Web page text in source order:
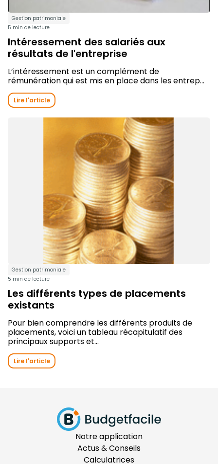
Gestion patrimoniale
5 min de lecture
Intéressement des salariés aux
résultats de l'entreprise
L’intéressement est un complément de
rémunération qui est mis en place dans les entrep...
Lire l'article
Gestion patrimoniale
5 min de lecture
Les différents types de placements
existants
Pour bien comprendre les différents produits de
placements, voici un tableau récapitulatif des
principaux supports et...
Lire l'article
Notre application
Actus & Conseils
Calculatrices